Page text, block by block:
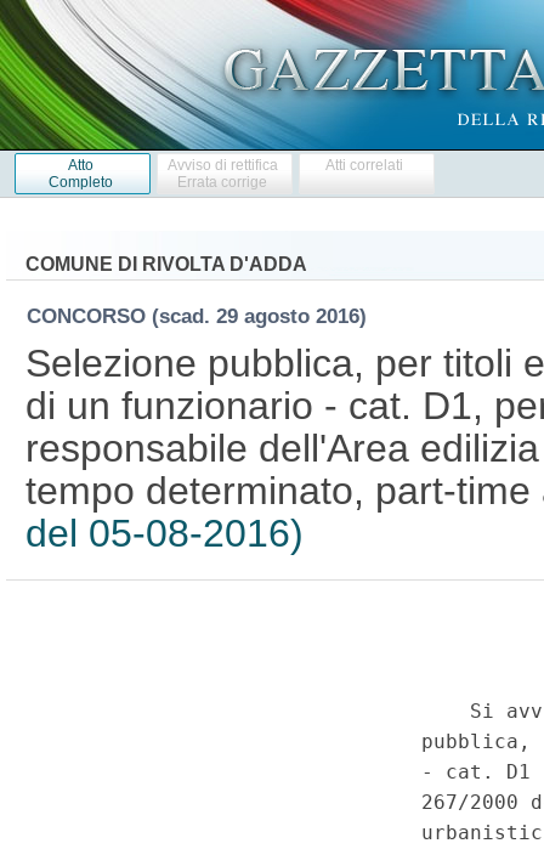
Atto
Completo
Avviso di rettifica
Errata corrige
Atti correlati
COMUNE DI RIVOLTA D'ADDA
CONCORSO (scad. 29 agosto 2016)
Selezione pubblica, per titoli
di un funzionario - cat. D1,
responsabile dell'Area
tempo determinato, part-
del 05-08-2016)